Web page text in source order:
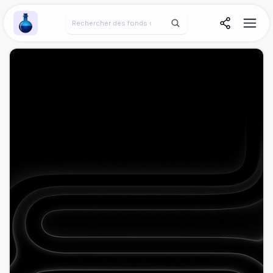
Wallpaper Alchemy